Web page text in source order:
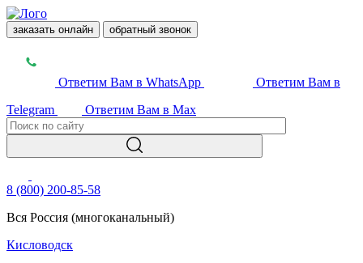
заказать онлайн обратный звонок
Ответим Вам в WhatsApp
Ответим Вам в
Telegram
Ответим Вам в Max
8 (800) 200-85-58
Вся Россия (многоканальный)
Кисловодск